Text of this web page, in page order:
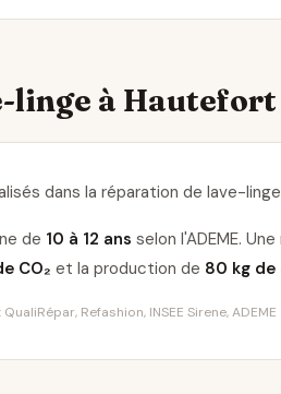
linge à Hautefort
dans la réparation de lave-linge
de 10 à 12 ans selon l'ADEME.
CO₂ et la production de 80 kg
Refashion, INSEE Sirene, ADEME